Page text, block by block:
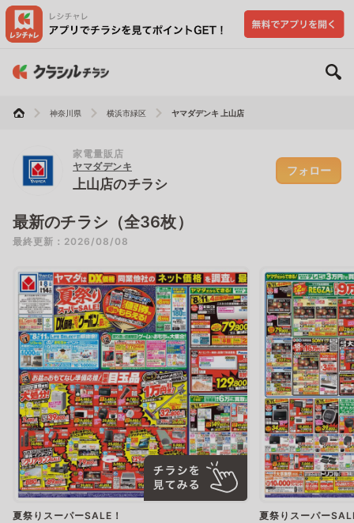
神奈川県 横浜市緑区 ヤマダデンキ 上山店
家電量販店
ヤマダデンキ
上山店のチラシ
フォロー
最新のチラシ（全36枚）
最終更新：2026/08/08
夏祭りスーパーSALE！ 夏祭りスーパー